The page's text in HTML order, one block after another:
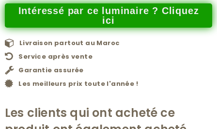
Intéressé par ce luminaire ? Cliquez
ici
Livraison partout au Maroc
Service après vente
Garantie assurée
Les meilleurs prix toute l'année !
Les clients qui ont acheté ce